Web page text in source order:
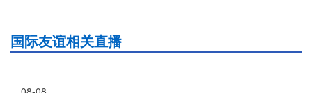
国际友谊相关直播